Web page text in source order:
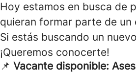
Hoy estamos en busca de
quieran formar parte de
Si estás buscando un
¡Queremos conocerte!
📌 Vacante disponible: